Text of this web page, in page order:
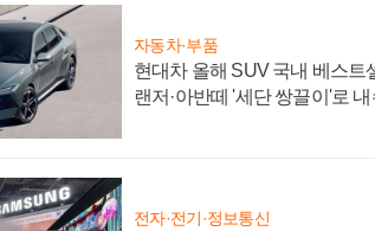
자동차·부품
현대차 올해 SUV 국내 베스트
랜저·아반떼 '세단 쌍끌이'로 내
전자·전기·정보통신